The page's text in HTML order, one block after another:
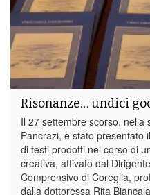
Risonanze… undici
Il 27 settembre scorso, nella
Pancrazi, è stato presentato
di testi prodotti nel corso di
creativa, attivato dal
Comprensivo di Coreglia,
dalla dottoressa Rita